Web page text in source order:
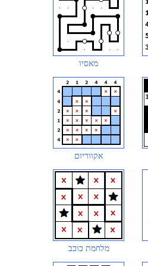
מאסיו
אקווריום
מלחמת כוכב